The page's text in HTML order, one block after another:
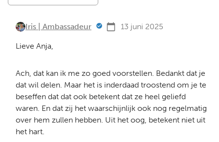
Iris | Ambassadeur 13 juni 2025
Lieve Anja,
Ach, dat kan ik me zo goed voorstellen. Bedankt dat je
dat wil delen. Maar het is inderdaad troostend om je te
beseffen dat dat ook betekent dat ze heel geliefd
waren. En dat zij het waarschijnlijk ook nog regelmatig
over hem zullen hebben. Uit het oog, betekent niet uit
het hart.